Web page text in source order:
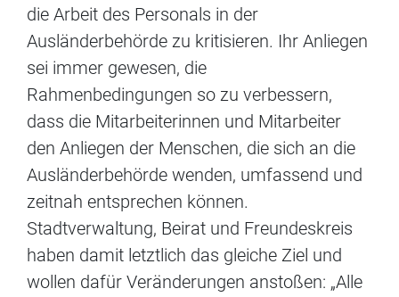
die Arbeit des Personals in der
Ausländerbehörde zu kritisieren. Ihr Anliegen
sei immer gewesen, die
Rahmenbedingungen so zu verbessern,
dass die Mitarbeiterinnen und Mitarbeiter
den Anliegen der Menschen, die sich an die
Ausländerbehörde wenden, umfassend und
zeitnah entsprechen können.
Stadtverwaltung, Beirat und Freundeskreis
haben damit letztlich das gleiche Ziel und
wollen dafür Veränderungen anstoßen: „Alle